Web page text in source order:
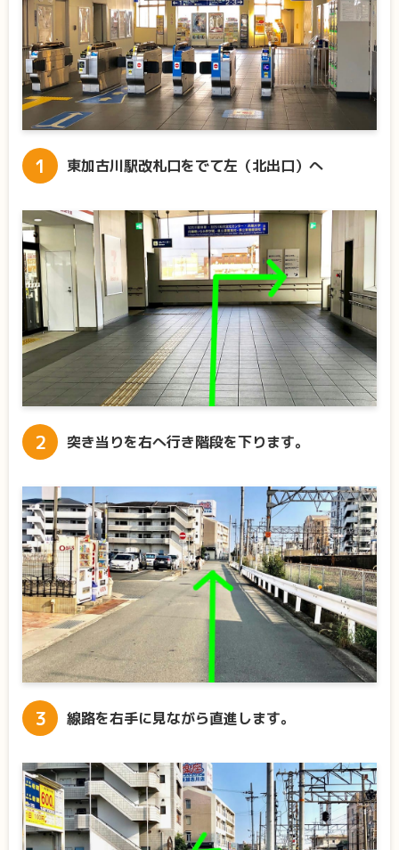
東加古川駅改札口をでて左（北出口）へ
突き当りを右へ行き階段を下ります。
線路を右手に見ながら直進します。